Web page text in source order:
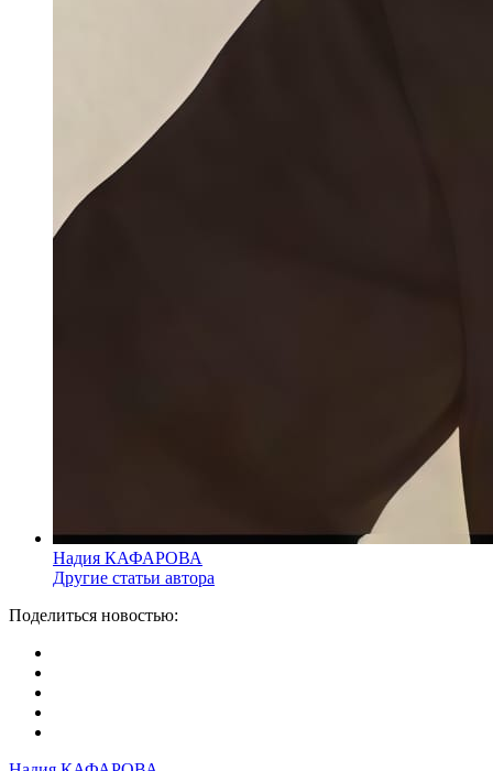
Надия КАФАРОВА
Другие статьи автора
Поделиться новостью: